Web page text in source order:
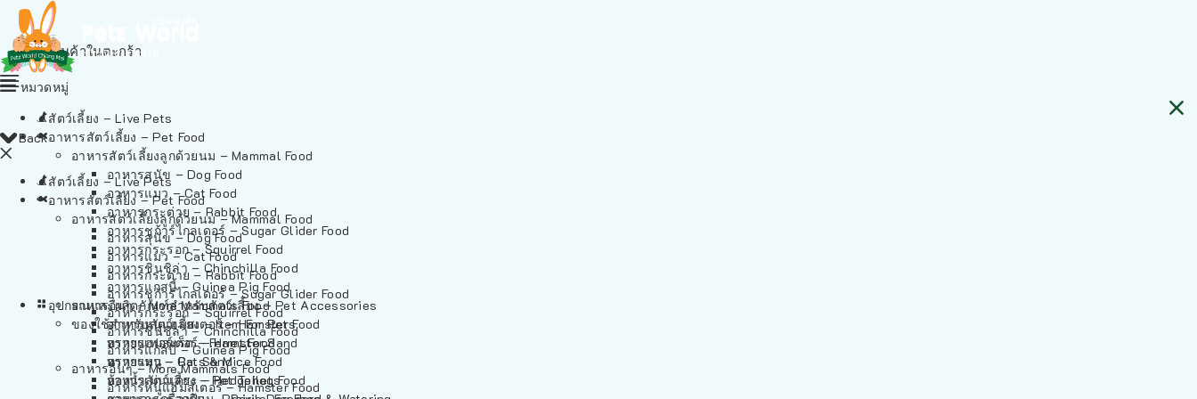
ไม่มีสินค้าในตะกร้า
Back
สัตว์เลี้ยง – Live Pets
อาหารสัตว์เลี้ยง – Pet Food
อาหารสัตว์เลี้ยงลูกด้วยนม – Mammal Food
อาหารสุนัข – Dog Food
อาหารแมว – Cat Food
อาหารกระต่าย – Rabbit Food
อาหารชูก้าร์ไกลเดอร์ – Sugar Glider Food
อาหารกระรอก – Squirrel Food
อาหารชินชิล่า – Chinchilla Food
อาหารแกสบี้ – Guinea Pig Food
อาหารอื่นๆ – More Mammals Food
อาหารหนูแฮมสเตอร์ – Hamster Food
หมวดหมู่
สัตว์เลี้ยง – Live Pets
อาหารสัตว์เลี้ยง – Pet Food
อาหารสัตว์เลี้ยงลูกด้วยนม – Mammal Food
อาหารสุนัข – Dog Food
อาหารแมว – Cat Food
อาหารกระต่าย – Rabbit Food
อาหารชูก้าร์ไกลเดอร์ – Sugar Glider Food
อาหารกระรอก – Squirrel Food
อาหารชินชิล่า – Chinchilla Food
อาหารแกสบี้ – Guinea Pig Food
อาหารอื่นๆ – More Mammals Food
อาหารหนูแฮมสเตอร์ – Hamster Food
อาหารเฟอร์เร็ต – Ferret Food
อาหารหนู – Rats & Mice Food
อาหารเม่นแคระ – Hedgehog Food
อุปกรณและผลิตภัณฑ์สำหรับสัตว์เลี้ยง – Pet Accessories
ของใช้สำหรับสัตว์เลี้ยง – Item For Pets
ทรายแฮมสเตอร์ – Hamster Sand
ทรายแมว – Cat Sand
ห้องน้ำสัตว์เลี้ยง – Pet Toilets